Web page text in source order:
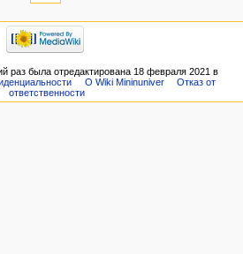
раз была отредактирована 18 февраля 2021 в
О Wiki Mininuniver
Отказ от
ответственности